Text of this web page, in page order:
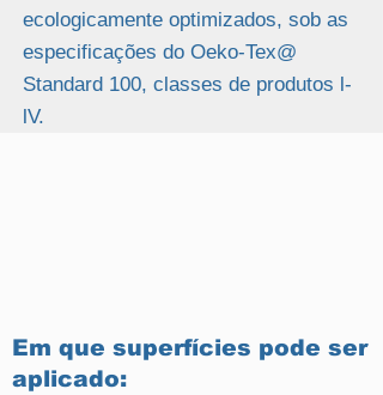
ecologicamente optimizados, sob as
especificações do Oeko-Tex@
Standard 100, classes de produtos l-
lV.
Em que superfícies pode ser
aplicado: